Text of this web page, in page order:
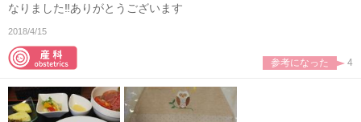
なりました‼︎ありがとうございます
2018/4/15
参考になった 4